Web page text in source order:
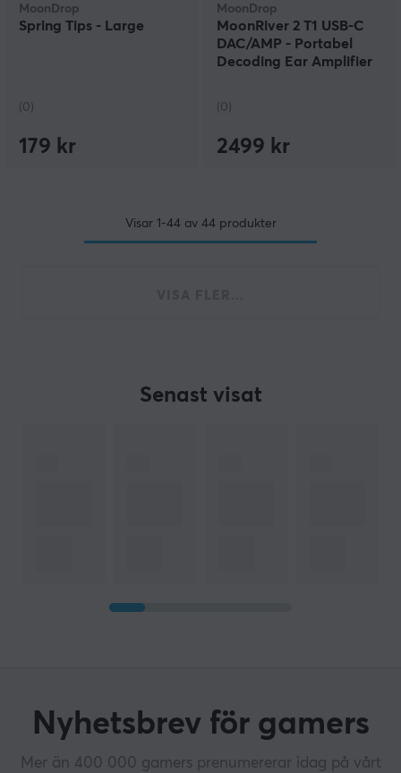
MoonDrop
Spring Tips - Large
(0)
179 kr
MoonDrop
MoonRiver 2 T1 USB-C
DAC/AMP - Portabel
Decoding Ear Amplifier
(0)
2499 kr
Visar 1-44av 44produkter
Senast visat
Nyhetsbrev för gamers
Mer än 400 000 gamers prenumererar idag på vårt